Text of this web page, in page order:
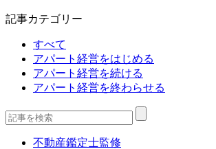
記事カテゴリー
すべて
アパート経営をはじめる
アパート経営を続ける
アパート経営を終わらせる
不動産鑑定士監修